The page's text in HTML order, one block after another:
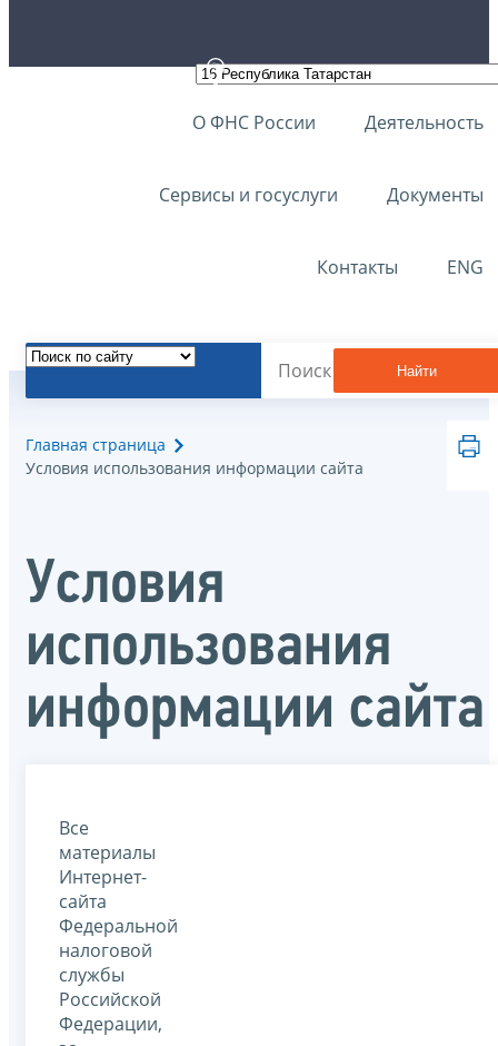
О ФНС России Деятельность
Сервисы и госуслуги Документы
Контакты ENG
Найти
Главная страница
Условия использования информации сайта
Условия
использования
информации сайта
Все
материалы
Интернет-
сайта
Федеральной
налоговой
службы
Российской
Федерации,